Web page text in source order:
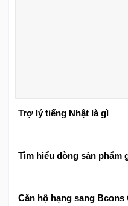
Trợ lý tiếng Nhật là gì
Tìm hiểu dòng sản phẩm
Căn hộ hạng sang